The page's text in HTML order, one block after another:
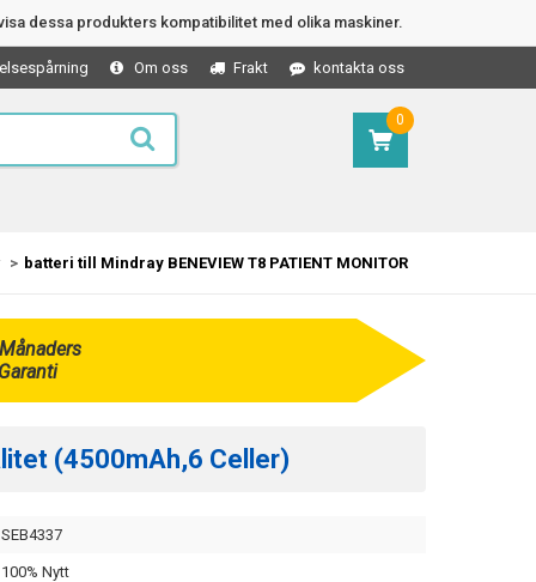
dessa produkters kompatibilitet med olika maskiner.
kontakta oss
Frakt
Om oss
0
batteri till Mindray BENEVIEW T8 PATIENT MONITOR
(4500mAh,6 Celler)
SEB4337
100% Nytt